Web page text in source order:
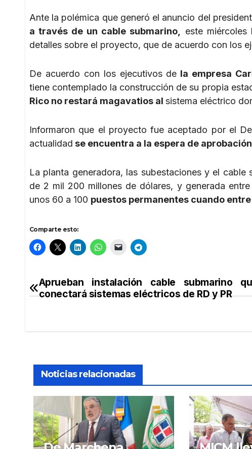
Ante la polémica que generó el anuncio del
a través de un cable submarino, este
detalles sobre el proyecto, que de acuerdo con los
De acuerdo con los ejecutivos de la empresa
tiene contemplado la construcción de su propia
Rico no restará magavatios al sistema eléctrico
Informaron que el proyecto fue aceptado por el
actualidad se encuentra a la espera de
La planta generadora, las subestaciones y el
de 2 mil 200 millones de dólares, y generada
unos 60 a 100 puestos permanentes cuando
Comparte esto:
Navegación
Aprueban instalación cable submarino
conectará sistemas eléctricos de RD y PR
Noticias relacionadas